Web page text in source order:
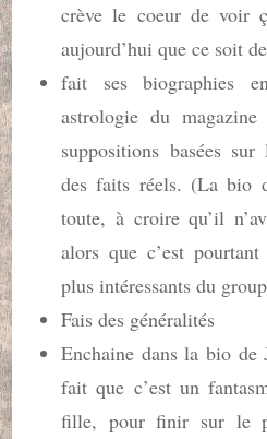
crève le coeur de voir
aujourd’hui que ce soit
fait ses biographies
astrologie du
suppositions basées
des faits réels. (La bio
toute, à croire qu’il
alors que c’est
plus intéressants du
Fais des généralités
Enchaine dans la bio
fait que c’est un
fille, pour finir sur le